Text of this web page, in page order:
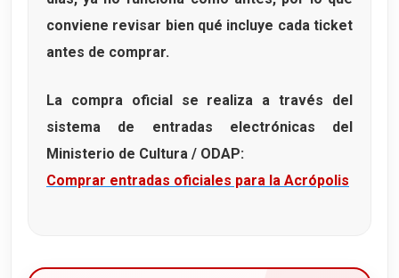
conviene revisar bien qué incluye cada ticket
antes de comprar.
La compra oficial se realiza a través del
sistema de entradas electrónicas del
Ministerio de Cultura / ODAP:
Comprar entradas oficiales para la Acrópolis